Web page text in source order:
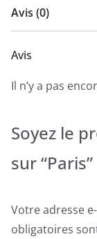
Avis (0)
Avis
Il n’y a pas
Soyez le
sur “Paris”
Votre adresse
obligatoires